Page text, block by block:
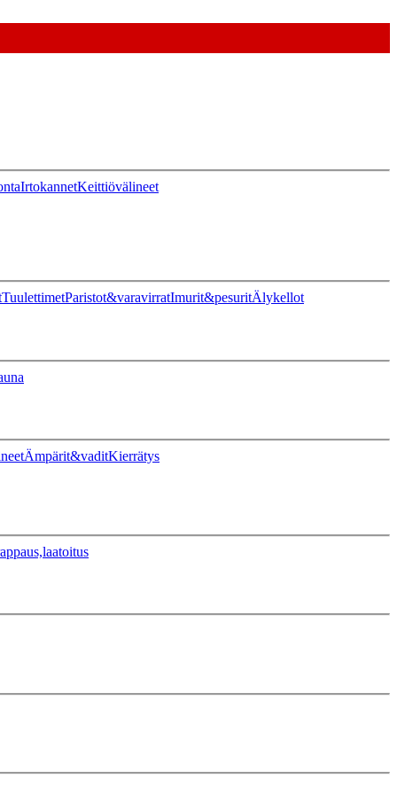
IrtokannetKeittiövälineet
TuulettimetParistot&varavirratImurit&pesuritÄlykellot
Ämpärit&vaditKierrätys